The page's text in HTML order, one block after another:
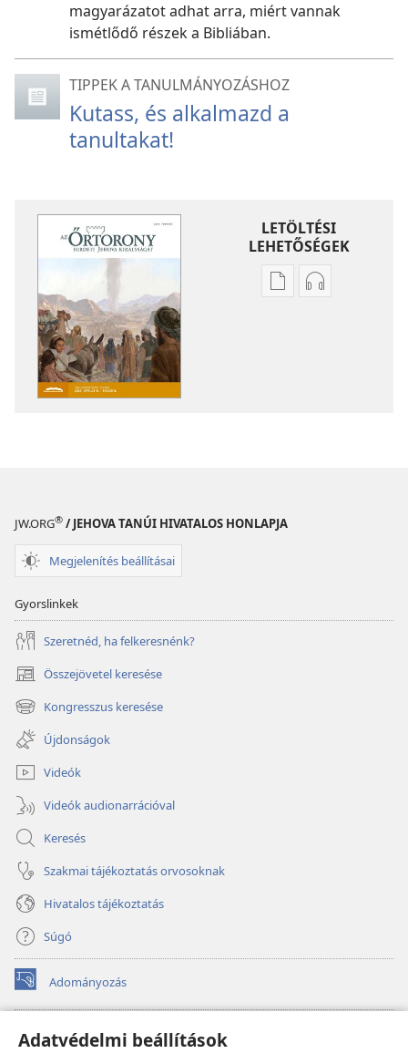
Adatvédelmi beállítások
magyarázatot adhat arra, miért vannak
ismétlődő részek a Bibliában.
TIPPEK A TANULMÁNYOZÁSHOZ
Kutass, és alkalmazd a
tanultakat!
LETÖLTÉSI
LEHETŐSÉGEK
Kiadványok
JW.ORG® / JEHOVA TANÚI HIVATALOS HONLAPJA
Megjelenítés beállításai
Gyorslinkek
Szeretnéd, ha felkeresnénk?
Összejövetel keresése
(opens
new
window)
Kongresszus keresése
(opens
new
window)
Újdonságok
Videók
Videók audionarrációval
Keresés
Szakmai tájékoztatás orvosoknak
Hivatalos tájékoztatás
Súgó
Adományozás
(opens
new
Őrtorony ONLINE KÖNYVTÁR
(opens